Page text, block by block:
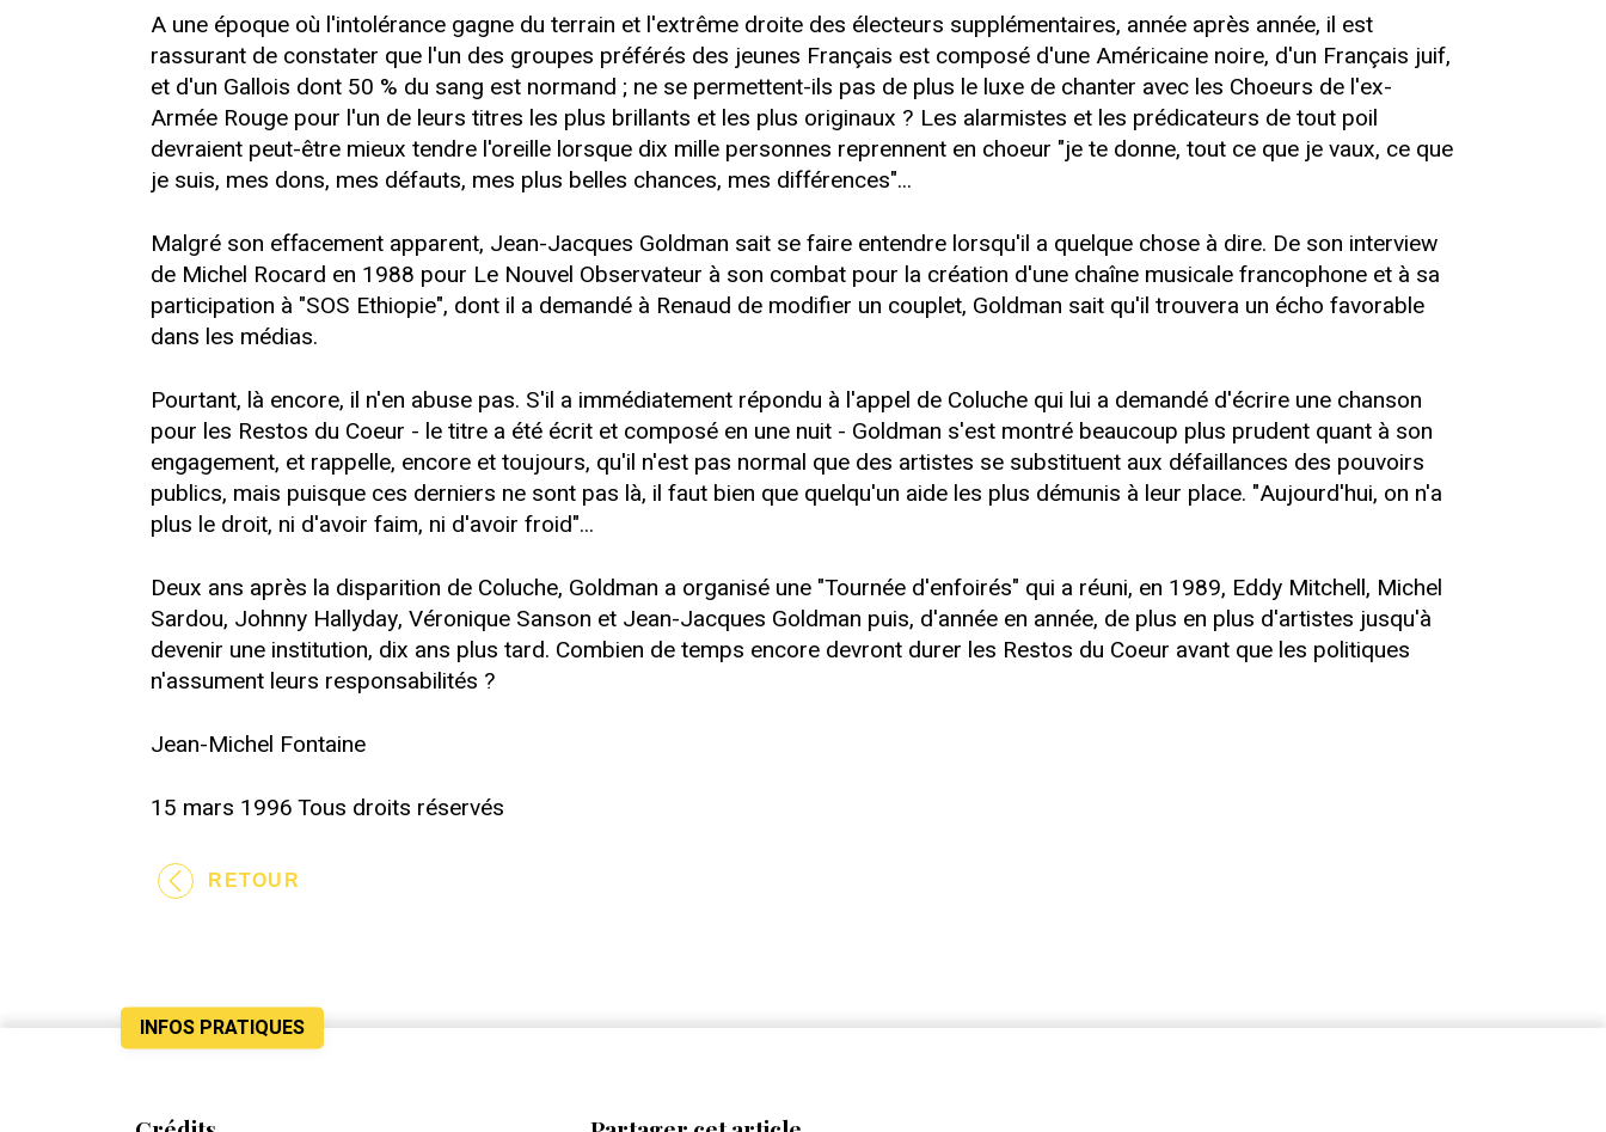
A une époque où l'intolérance gagne du terrain et l'extrême droite des électeurs supplémentaires, année après année, il est
rassurant de constater que l'un des groupes préférés des jeunes Français est composé d'une Américaine noire, d'un Français juif,
et d'un Gallois dont 50 % du sang est normand ; ne se permettent-ils pas de plus le luxe de chanter avec les Choeurs de l'ex-
Armée Rouge pour l'un de leurs titres les plus brillants et les plus originaux ? Les alarmistes et les prédicateurs de tout poil
devraient peut-être mieux tendre l'oreille lorsque dix mille personnes reprennent en choeur "je te donne, tout ce que je vaux, ce que
je suis, mes dons, mes défauts, mes plus belles chances, mes différences"...
Malgré son effacement apparent, Jean-Jacques Goldman sait se faire entendre lorsqu'il a quelque chose à dire. De son interview
de Michel Rocard en 1988 pour Le Nouvel Observateur à son combat pour la création d'une chaîne musicale francophone et à sa
participation à "SOS Ethiopie", dont il a demandé à Renaud de modifier un couplet, Goldman sait qu'il trouvera un écho favorable
dans les médias.
Pourtant, là encore, il n'en abuse pas. S'il a immédiatement répondu à l'appel de Coluche qui lui a demandé d'écrire une chanson
pour les Restos du Coeur - le titre a été écrit et composé en une nuit - Goldman s'est montré beaucoup plus prudent quant à son
engagement, et rappelle, encore et toujours, qu'il n'est pas normal que des artistes se substituent aux défaillances des pouvoirs
publics, mais puisque ces derniers ne sont pas là, il faut bien que quelqu'un aide les plus démunis à leur place. "Aujourd'hui, on n'a
plus le droit, ni d'avoir faim, ni d'avoir froid"...
Deux ans après la disparition de Coluche, Goldman a organisé une "Tournée d'enfoirés" qui a réuni, en 1989, Eddy Mitchell, Michel
Sardou, Johnny Hallyday, Véronique Sanson et Jean-Jacques Goldman puis, d'année en année, de plus en plus d'artistes jusqu'à
devenir une institution, dix ans plus tard. Combien de temps encore devront durer les Restos du Coeur avant que les politiques
n'assument leurs responsabilités ?
Jean-Michel Fontaine
15 mars 1996 Tous droits réservés
RETOUR
INFOS PRATIQUES